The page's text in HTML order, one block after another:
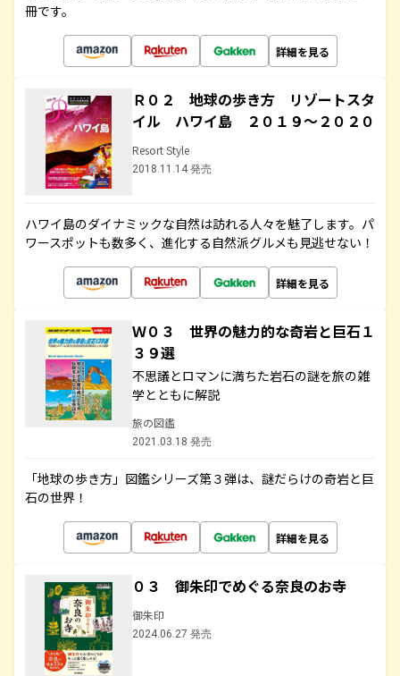
冊です。
詳細を見る
Ｒ０２ 地球の歩き方 リゾートスタ
イル ハワイ島 ２０１９～２０２０
Resort Style
2018.11.14 発売
ハワイ島のダイナミックな自然は訪れる人々を魅了します。パ
ワースポットも数多く、進化する自然派グルメも見逃せない！
詳細を見る
Ｗ０３ 世界の魅力的な奇岩と巨石１
３９選
不思議とロマンに満ちた岩石の謎を旅の雑
学とともに解説
旅の図鑑
2021.03.18 発売
「地球の歩き方」図鑑シリーズ第３弾は、謎だらけの奇岩と巨
石の世界！
詳細を見る
０３ 御朱印でめぐる奈良のお寺
御朱印
2024.06.27 発売